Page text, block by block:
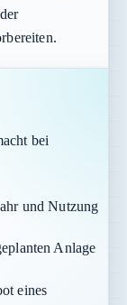
bei
und Nutzung
Anlage
eines